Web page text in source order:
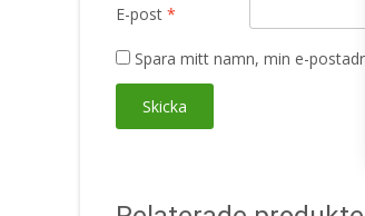
E-post *
Spara mitt namn, min e-